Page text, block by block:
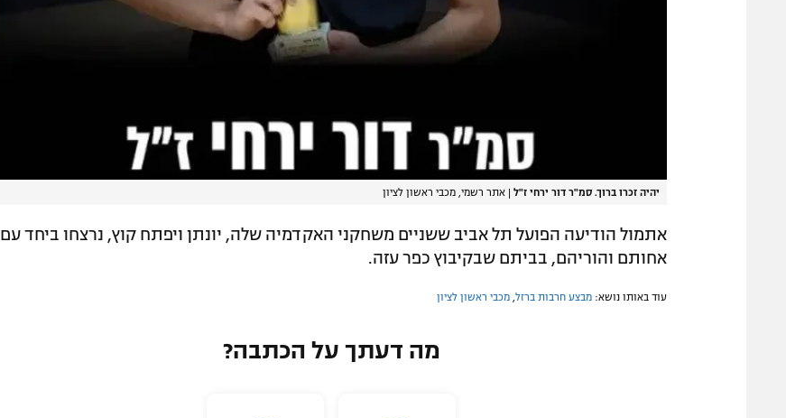
יהיה זכרו ברוך. סמ"ר דור ירחי ז"ל | אתר רשמי, מכבי ראשון לציון
אתמול הודיעה הפועל תל אביב ששניים משחקני האקדמיה שלה, יונתן ויפתח קוץ, נרצחו ביחד עם
אחותם והוריהם, בביתם שבקיבוץ כפר עזה.
עוד באותו נושא: מבצע חרבות ברזל מכבי ראשון לציון
מה דעתך על הכתבה?